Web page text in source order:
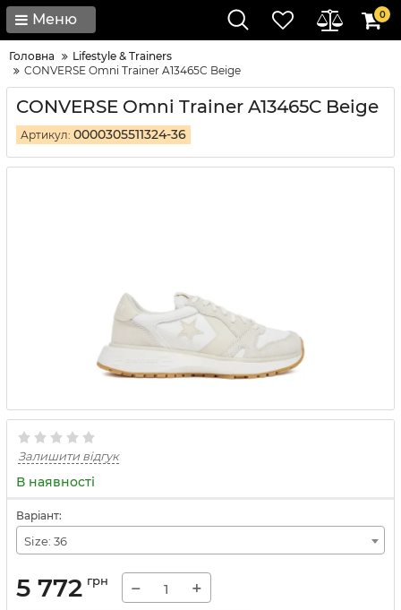
Меню 0
Головна
Lifestyle & Trainers
CONVERSE Omni Trainer A13465C Beige
CONVERSE Omni Trainer A13465C Beige
Артикул: 0000305511324-36
Залишити відгук
В наявності
Варіант:
Size: 36
5 772 грн − +